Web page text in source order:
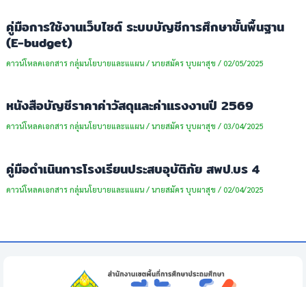
คู่มือการใช้งานเว็บไซต์ ระบบบัญชีการศึกษาขั้นพื้นฐาน
(E-budget)
ดาวน์โหลดเอกสาร กลุ่มนโยบายและแแผน/ นายสมัคร บุบผาสุข / 02/05/2025
หนังสือบัญชีราคาค่าวัสดุและค่าแรงงานปี 2569
ดาวน์โหลดเอกสาร กลุ่มนโยบายและแแผน/ นายสมัคร บุบผาสุข / 03/04/2025
คู่มือดำเนินการโรงเรียนประสบอุบัติภัย สพป.บร 4
ดาวน์โหลดเอกสาร กลุ่มนโยบายและแแผน/ นายสมัคร บุบผาสุข / 02/04/2025